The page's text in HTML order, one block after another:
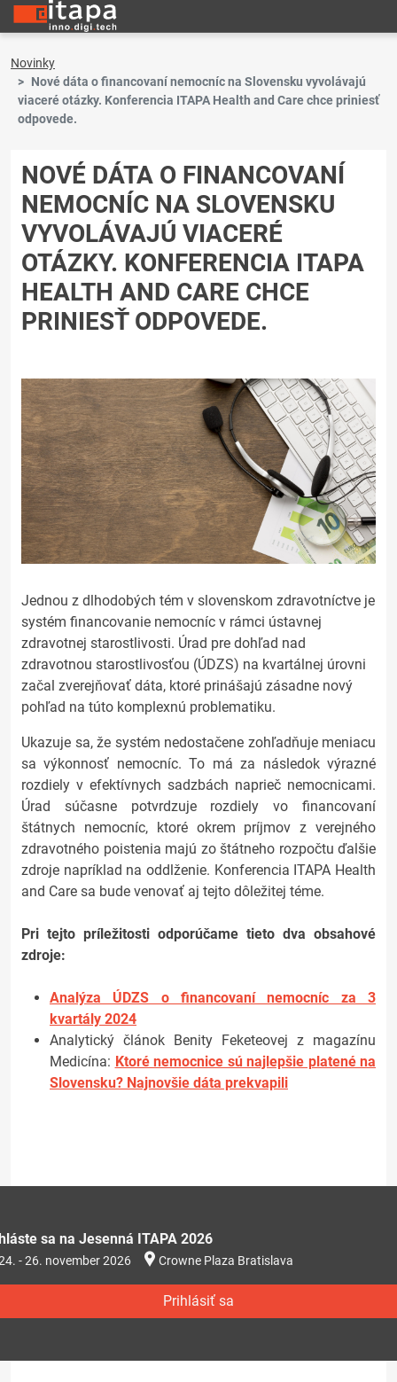
Novinky
Nové dáta o financovaní nemocníc na Slovensku vyvolávajú
viaceré otázky. Konferencia ITAPA Health and Care chce priniesť
odpovede.
NOVÉ DÁTA O FINANCOVANÍ
NEMOCNÍC NA SLOVENSKU
VYVOLÁVAJÚ VIACERÉ
OTÁZKY. KONFERENCIA ITAPA
HEALTH AND CARE CHCE
PRINIESŤ ODPOVEDE.
Jednou z dlhodobých tém v slovenskom zdravotníctve je
systém financovanie nemocníc v rámci ústavnej
zdravotnej starostlivosti. Úrad pre dohľad nad
zdravotnou starostlivosťou (ÚDZS) na kvartálnej úrovni
začal zverejňovať dáta, ktoré prinášajú zásadne nový
pohľad na túto komplexnú problematiku.
Ukazuje sa, že systém nedostačene zohľadňuje meniacu
sa výkonnosť nemocníc. To má za následok výrazné
rozdiely v efektívnych sadzbách naprieč nemocnicami.
Úrad súčasne potvrdzuje rozdiely vo financovaní
štátnych nemocníc, ktoré okrem príjmov z verejného
zdravotného poistenia majú zo štátneho rozpočtu ďalšie
zdroje napríklad na oddlženie. Konferencia ITAPA Health
and Care sa bude venovať aj tejto dôležitej téme.
Pri tejto príležitosti odporúčame tieto dva obsahové
zdroje:
Analýza ÚDZS o financovaní nemocníc za 3
kvartály 2024
Analytický článok Benity Feketeovej z magazínu
Medicína: Ktoré nemocnice sú najlepšie platené na
Slovensku? Najnovšie dáta prekvapili
sa na Jesenná ITAPA 2026
- 26. november 2026 Crowne Plaza Bratislava
Prihlásiť sa